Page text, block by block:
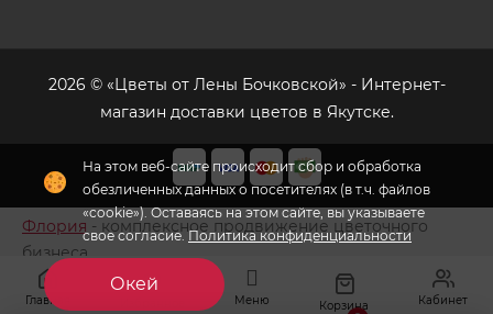
Главная Меню Корзина Кабинет
На этом веб-сайте происходит сбор и обработка
обезличенных данных о посетителях (в т.ч. файлов
«cookie»). Оставаясь на этом сайте, вы указываете
свое согласие.Политика конфиденциальности
Окей
2026 © «Цветы от Лены Бочковской» - Интернет-
магазин доставки цветов в Якутске.
Флория - комплексное продвижение цветочного
бизнеса